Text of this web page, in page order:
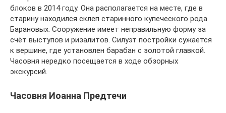
блоков в 2014 году. Она располагается на месте, где в
старину находился склеп старинного купеческого рода
Барановых. Сооружение имеет неправильную форму за
счёт выступов и ризалитов. Силуэт постройки сужается
к вершине, где установлен барабан с золотой главкой.
Часовня нередко посещается в ходе обзорных
экскурсий.
Часовня Иоанна Предтечи